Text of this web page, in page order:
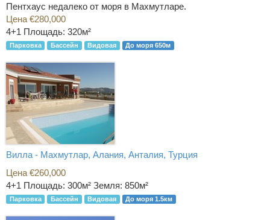
Пентхаус недалеко от моря в Махмутларе.
Цена €280,000
4+1 Площадь: 320м²
Парковка Бассейн Видовая До моря 650м
Вилла - Махмутлар, Алания, Анталия, Турция
Цена €260,000
4+1 Площадь: 300м² Земля: 850м²
Парковка Бассейн Видовая До моря 1.5км